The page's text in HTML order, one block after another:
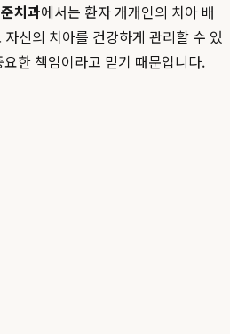
치과에서는 환자 개개인의 치아 배
신의 치아를 건강하게 관리할 수 있
한 책임이라고 믿기 때문입니다.